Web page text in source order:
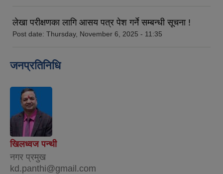
लेखा परीक्षणका लागि आसय पत्र पेश गर्ने सम्बन्धी सूचना !
Post date: Thursday, November 6, 2025 - 11:35
जनप्रतिनिधि
खिलध्‍वज पन्थी
नगर प्रमुख
kd.panthi@gmail.com